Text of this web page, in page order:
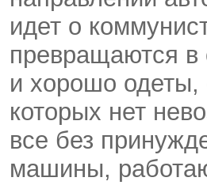
идет о
превращаются в
и хорошо одеты,
которых нет
все без
машины,